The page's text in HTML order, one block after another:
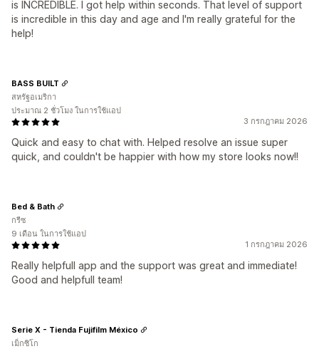
is INCREDIBLE. I got help within seconds. That level of support
is incredible in this day and age and I'm really grateful for the
help!
3 กรกฎาคม 2026
Quick and easy to chat with. Helped resolve an issue super
quick, and couldn't be happier with how my store looks now!!
BASS BUILT
สหรัฐอเมริกา
ประมาณ 2 ชั่วโมง ในการใช้แอป
1 กรกฎาคม 2026
Really helpfull app and the support was great and immediate!
Good and helpfull team!
Bed & Bath
กรีซ
9 เดือน ในการใช้แอป
Serie X - Tienda Fujifilm México
เม็กซิโก